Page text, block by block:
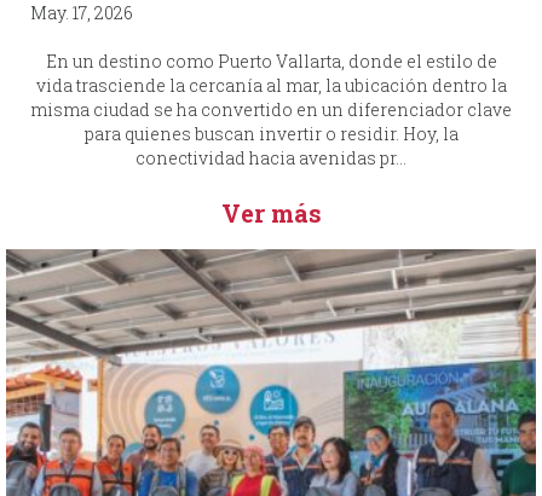
May. 17, 2026
En un destino como Puerto Vallarta, donde el estilo de
vida trasciende la cercanía al mar, la ubicación dentro la
misma ciudad se ha convertido en un diferenciador clave
para quienes buscan invertir o residir. Hoy, la
conectividad hacia avenidas pr...
Ver más